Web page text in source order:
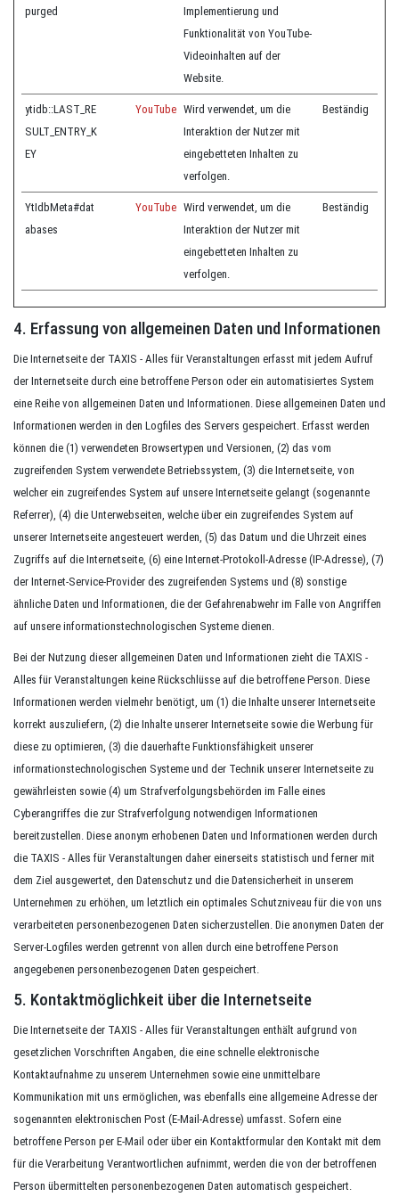
purged
Implementierung und
Funktionalität von YouTube-
Videoinhalten auf der
Website.
ytidb::LAST_RE
SULT_ENTRY_K
EY
YouTube Wird verwendet, um die
Interaktion der Nutzer mit
eingebetteten Inhalten zu
verfolgen.
Beständig
YtIdbMeta#dat
abases
YouTube Wird verwendet, um die
Interaktion der Nutzer mit
eingebetteten Inhalten zu
verfolgen.
Beständig
4. Erfassung von allgemeinen Daten und Informationen
Die Internetseite der TAXIS - Alles für Veranstaltungen erfasst mit jedem Aufruf
der Internetseite durch eine betroffene Person oder ein automatisiertes System
eine Reihe von allgemeinen Daten und Informationen. Diese allgemeinen Daten und
Informationen werden in den Logfiles des Servers gespeichert. Erfasst werden
können die (1) verwendeten Browsertypen und Versionen, (2) das vom
zugreifenden System verwendete Betriebssystem, (3) die Internetseite, von
welcher ein zugreifendes System auf unsere Internetseite gelangt (sogenannte
Referrer), (4) die Unterwebseiten, welche über ein zugreifendes System auf
unserer Internetseite angesteuert werden, (5) das Datum und die Uhrzeit eines
Zugriffs auf die Internetseite, (6) eine Internet-Protokoll-Adresse (IP-Adresse), (7)
der Internet-Service-Provider des zugreifenden Systems und (8) sonstige
ähnliche Daten und Informationen, die der Gefahrenabwehr im Falle von Angriffen
auf unsere informationstechnologischen Systeme dienen.
Bei der Nutzung dieser allgemeinen Daten und Informationen zieht die TAXIS -
Alles für Veranstaltungen keine Rückschlüsse auf die betroffene Person. Diese
Informationen werden vielmehr benötigt, um (1) die Inhalte unserer Internetseite
korrekt auszuliefern, (2) die Inhalte unserer Internetseite sowie die Werbung für
diese zu optimieren, (3) die dauerhafte Funktionsfähigkeit unserer
informationstechnologischen Systeme und der Technik unserer Internetseite zu
gewährleisten sowie (4) um Strafverfolgungsbehörden im Falle eines
Cyberangriffes die zur Strafverfolgung notwendigen Informationen
bereitzustellen. Diese anonym erhobenen Daten und Informationen werden durch
die TAXIS - Alles für Veranstaltungen daher einerseits statistisch und ferner mit
dem Ziel ausgewertet, den Datenschutz und die Datensicherheit in unserem
Unternehmen zu erhöhen, um letztlich ein optimales Schutzniveau für die von uns
verarbeiteten personenbezogenen Daten sicherzustellen. Die anonymen Daten der
Server-Logfiles werden getrennt von allen durch eine betroffene Person
angegebenen personenbezogenen Daten gespeichert.
5. Kontaktmöglichkeit über die Internetseite
Die Internetseite der TAXIS - Alles für Veranstaltungen enthält aufgrund von
gesetzlichen Vorschriften Angaben, die eine schnelle elektronische
Kontaktaufnahme zu unserem Unternehmen sowie eine unmittelbare
Kommunikation mit uns ermöglichen, was ebenfalls eine allgemeine Adresse der
sogenannten elektronischen Post (E-Mail-Adresse) umfasst. Sofern eine
betroffene Person per E-Mail oder über ein Kontaktformular den Kontakt mit dem
für die Verarbeitung Verantwortlichen aufnimmt, werden die von der betroffenen
Person übermittelten personenbezogenen Daten automatisch gespeichert.